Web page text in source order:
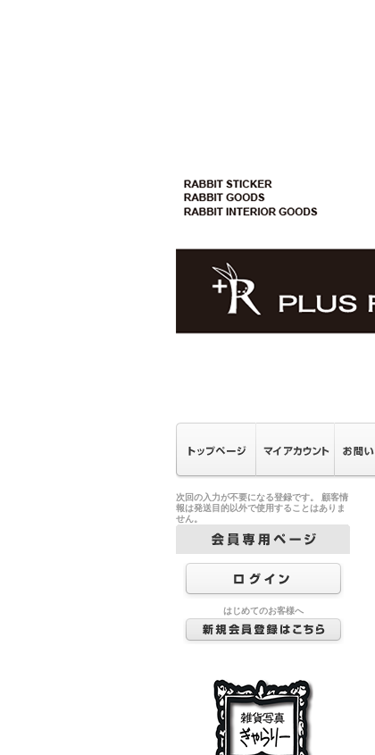
次回の入力が不要になる登録です。 顧客情
報は発送目的以外で使用することはありま
せん。
はじめてのお客様へ